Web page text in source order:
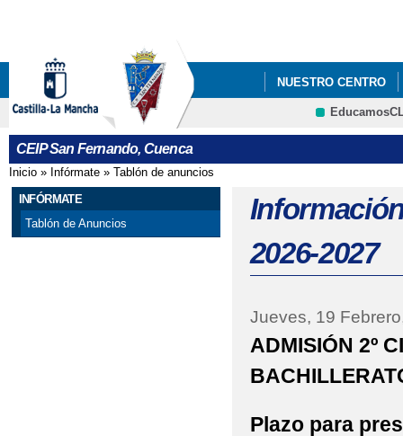
NUESTRO CENTRO
CALENDARIO
CEIP San Fernando, Cuenca
Se encuentra usted aquí
Inicio » Infórmate » Tablón de anuncios
INFÓRMATE
Tablón de Anuncios
2026-2027
Jueves, 19
ADMISIÓN 2º
Plazo para